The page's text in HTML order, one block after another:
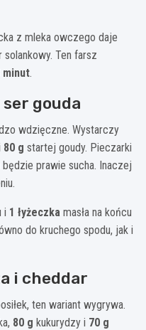
z mleka owczego daje
Ten farsz
minut.
gouda
wdzięczne. Wystarczy
80 g startej goudy. Pieczarki
prawie sucha. Inaczej
i 1 łyżeczka masła na końcu
do kruchego spodu, jak i
i cheddar
ten wariant wygrywa.
80 g kukurydzy i 70 g